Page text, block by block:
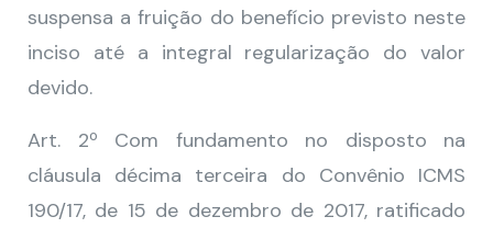
suspensa a fruição do benefício previsto neste
inciso até a integral regularização do valor
devido.
Art. 2º Com fundamento no disposto na
cláusula décima terceira do Convênio ICMS
190/17, de 15 de dezembro de 2017, ratificado